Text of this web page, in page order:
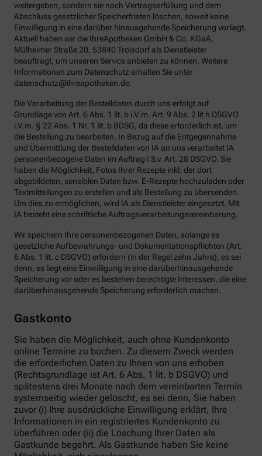
weitergeben, sondern sie nach Vertragserfüllung und dem
Abschluss gesetzlicher Speicherfristen löschen, soweit keine
Einwilligung in eine darüber hinausgehende Speicherung vorliegt.
Aktuell haben wir die IhreApotheken GmbH & Co. KGaA,
Mülheimer Straße 20, 53840 Troisdorf als Dienstleister
beauftragt, um unseren Service anbieten zu können. Weitere
Informationen zum Datenschutz erhalten Sie unter
datenschutz@ihreapotheken.de.
Die Verarbeitung der Bestelldaten durch uns erfolgt auf
Grundlage von Art. 6 Abs. 1 lit. b i.V.m. Art. 9 Abs. 2 lit h DSGVO
i.V.m. § 22 Abs. 1 Nr. 1 lit. b BDSG, da diese erforderlich ist, um
die Bestellung zu bearbeiten. In Bezug auf die Entgegennahme
und Übermittlung der Bestelldaten von IA an uns verarbeitet IA
personenbezogene Daten im Auftrag i.S.v. Art. 28 DSGVO. Sie
haben die Möglichkeit, Fotos Ihrer Rezepte inkl. der dort
abgebildeten, sensiblen Daten bzw. E-Rezepte hochzuladen oder
Textmitteilungen zu erstellen und als Bestellung zu übersenden.
Um dies zu ermöglichen, wird IA als Dienstleister eingesetzt. Mit
IA besteht eine schriftliche Auftragsverarbeitungsvereinbarung.
Wir speichern Ihre personenbezogenen Daten, solange es
gesetzliche Aufbewahrungs- und Dokumentationspflichten (Art.
6 Abs. 1 lit. c DSGVO) erfordern (in der Regel zehn Jahre), es sei
denn, es liegt eine Einwilligung in eine darüberhinausgehende
Speicherung vor oder es bestehen berechtigte Interessen, die eine
darüberhinausgehende Speicherung erforderlich machen.
Gastkonto
Sie haben die Möglichkeit, auch ohne Kundenkonto
online Termine zu buchen. Zu diesem Zweck werden
die erforderlichen Daten zu Ihnen von uns erhoben
(Rechtsgrundlage ist Art. 6 Abs. 1 lit. b DSGVO) und
spätestens drei Monate nach dem vereinbarten Termin
systemseitig wieder gelöscht, es sei denn, Sie haben
zuvor (i) Ihre ausdrückliche Einwilligung erklärt, Ihre
Informationen in ein registriertes Kundenkonto zu
überführen oder (ii) die Löschung Ihrer Daten als
Gastkunde begehrt. Als Gastkunde haben Sie keine